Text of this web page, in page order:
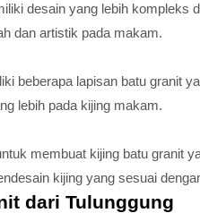
desain yang lebih kompleks
dan artistik pada makam.
beberapa lapisan batu granit
lebih pada kijing makam.
membuat kijing batu granit
kijing yang sesuai
dari Tulunggung